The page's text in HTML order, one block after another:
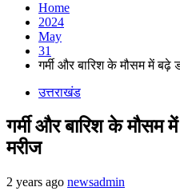
Home
2024
May
31
गर्मी और बारिश के मौसम में बढ़े
उत्तराखंड
गर्मी और बारिश के मौसम
मरीज
2 years ago newsadmin